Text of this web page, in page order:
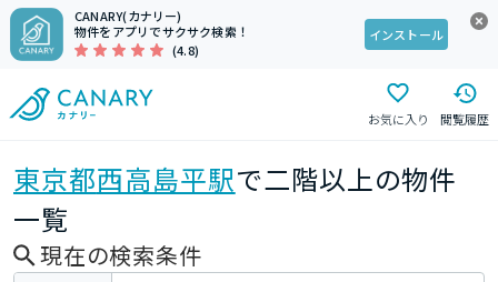
CANARY(カナリー)
物件をアプリでサクサク検索！
(4.8)
インストール
お気に入り 閲覧履歴
東京都西高島平駅で二階以上の物件
一覧
現在の検索条件